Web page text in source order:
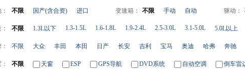
不限 国产(含合资) 进口 变速箱： 不限 手动 自动 驱动：
不限 1.3L以下 1.3-1.5L 1.6-1.8L 1.9-2.4L 2.5-3.0L 3.1-5.0L 5.0L以上
不限 大众 丰田 本田 日产 长安 吉利 宝马 奥迪 哈弗 奔驰
不限 天窗 ESP GPS导航 DVD系统 自动空调 倒车雷